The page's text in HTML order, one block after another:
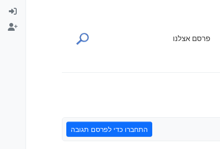
פרסם אצלנו
התחברו כדי לפרסם תגובה